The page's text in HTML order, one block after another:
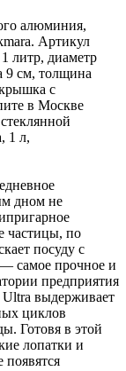
алюминия,
Артикул
литр, диаметр
9 см, толщина
с
в Москве
1 л,
дном не
частицы, по
посуду с
самое прочное и
предприятия
выдерживает
циклов
Готовя в этой
лопатки и